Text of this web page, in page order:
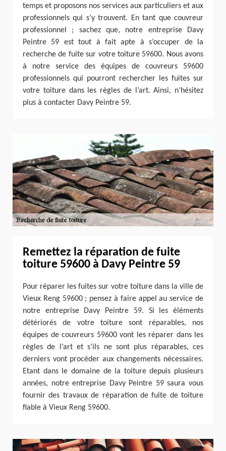
temps et proposons nos services aux particuliers et aux
professionnels qui s’y trouvent. En tant que couvreur
professionnel ; sachez que, notre entreprise Davy
Peintre 59 est tout à fait apte à s’occuper de la
recherche de fuite sur votre toiture 59600. Nous avons
à notre service des équipes de couvreurs 59600
professionnels qui pourront rechercher les fuites sur
votre toiture dans les règles de l’art. Ainsi, n’hésitez
plus à contacter Davy Peintre 59.
Remettez la réparation de fuite
toiture 59600 à Davy Peintre 59
Pour réparer les fuites sur votre toiture dans la ville de
Vieux Reng 59600 ; pensez à faire appel au service de
notre entreprise Davy Peintre 59. Si les éléments
détériorés de votre toiture sont réparables, nos
équipes de couvreurs 59600 vont les réparer dans les
règles de l’art et s’ils ne sont plus réparables, ces
derniers vont procéder aux changements nécessaires.
Etant dans le domaine de la toiture depuis plusieurs
années, notre entreprise Davy Peintre 59 saura vous
fournir des travaux de réparation de fuite de toiture
fiable à Vieux Reng 59600.